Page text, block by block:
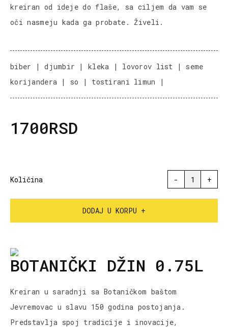
kreiran od ideje do flaše, sa ciljem da vam se
oči nasmeju kada ga probate. Živeli.
biber | djumbir | kleka | lovorov list | seme
korijandera | so | tostirani limun |
1700RSD
Količina - 1 +
DODAJ U KORPU +
BOTANIČKI DŽIN 0.75L
Kreiran u saradnji sa Botaničkom baštom
Jevremovac u slavu 150 godina postojanja.
Predstavlja spoj tradicije i inovacije,